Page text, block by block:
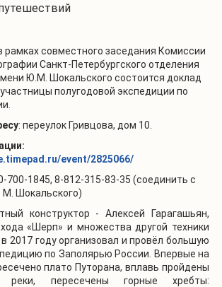
рамках совместного заседания Комиссии
Санкт-Петербургского отделения
Ю.М. Шокальского состоится доклад
полугодовой экспедиции по
: переулок Гривцова, дом 10.
event/2825066/
700-1845, 8-812-315-83-35 (соединить с
Шокальского)
конструктор - Алексей Гарагашьян,
«Шерп» и множества другой техники
2017 году организовал и провёл большую
по Заполярью России. Впервые на
плато Путорана, вплавь пройдены
реки, пересечены горные хребты: